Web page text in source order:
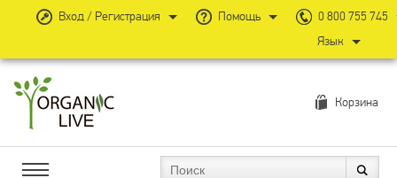
Корзина
Вход / Регистрация Помощь
0 800 755 745
Язык